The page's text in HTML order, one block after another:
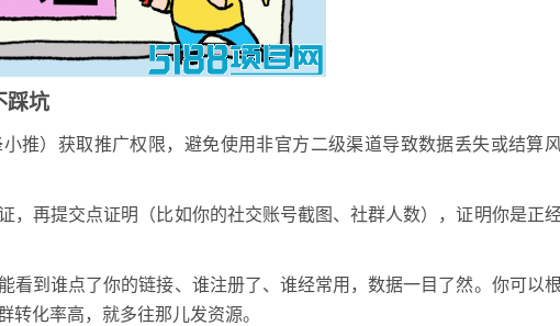
踩坑
推） 获取推广权限，避免使用非官方二级渠道导致数据丢失或结算
，再提交点证明（比如你的社交账号截图、社群人数），证明你是正
看到谁点了你的链接、谁注册了、谁经常用，数据一目了然。你可以
转化率高，就多往那儿发资源。